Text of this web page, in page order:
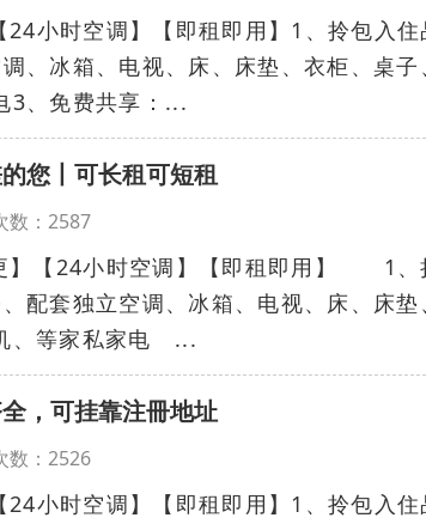
小时空调】【即租即用】1、拎包入
、冰箱、电视、床、床垫、衣柜、桌子
3、免费共享：...
您丨可长租可短租
数：2587
【24小时空调】【即租即用】 1、
套独立空调、冰箱、电视、床、床垫
、等家私家电 ...
，可挂靠注冊地址
数：2526
小时空调】【即租即用】1、拎包入